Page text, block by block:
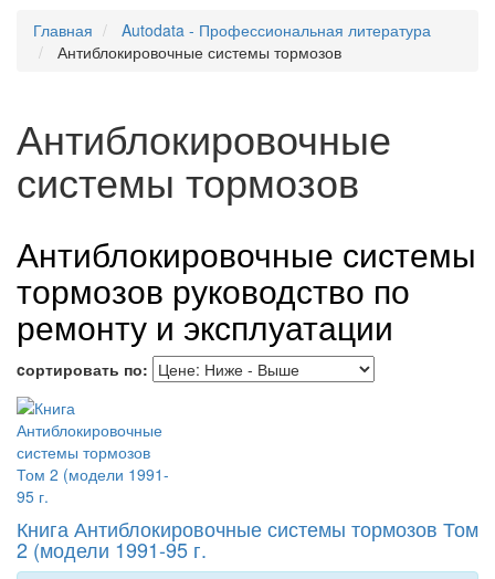
Главная
Autodata - Профессиональная литература
Антиблокировочные системы тормозов
Антиблокировочные
системы тормозов
Антиблокировочные системы
тормозов руководство по
ремонту и эксплуатации
cортировать по:
Книга Антиблокировочные системы тормозов Том
2 (модели 1991-95 г.